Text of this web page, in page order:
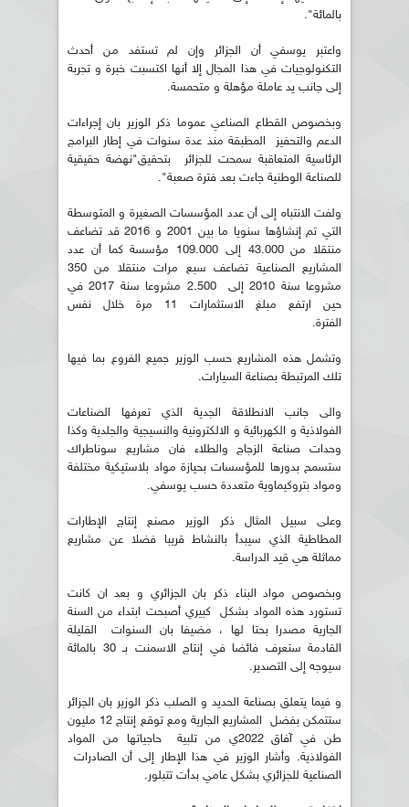
بالمائة".
واعتبر يوسفي أن الجزائر وإن لم تستفد من أحدث
التكنولوجيات في هذا المجال إلا أنها اكتسبت خبرة و تجربة
إلى جانب يد عاملة مؤهلة و متحمسة.
وبخصوص القطاع الصناعي عموما ذكر الوزير بان إجراءات
الدعم والتحفيز المطبقة منذ عدة سنوات في إطار البرامج
الرئاسية المتعاقبة سمحت للجزائر بتحقيق"نهضة حقيقية
للصناعة الوطنية جاءت بعد فترة صعبة".
ولفت الانتباه إلى أن عدد المؤسسات الصغيرة و المتوسطة
التي تم إنشاؤها سنويا ما بين 2001 و 2016 قد تضاعف
منتقلا من 43.000 إلى 109.000 مؤسسة كما أن عدد
المشاريع الصناعية تضاعف سبع مرات منتقلا من 350
مشروعا سنة 2010 إلى 2.500 مشروعا سنة 2017 في
حين ارتفع مبلغ الاستثمارات 11 مرة خلال نفس
الفترة.
وتشمل هذه المشاريع حسب الوزير جميع الفروع بما فيها
تلك المرتبطة بصناعة السيارات.
والى جانب الانطلاقة الجدية الذي تعرفها الصناعات
الفولاذية و الكهربائية و الالكترونية والنسيجية والجلدية وكذا
وحدات صناعة الزجاج والطلاء فان مشاريع سوناطراك
ستسمح بدورها للمؤسسات بحيازة مواد بلاستيكية مختلفة
ومواد بتروكيماوية متعددة حسب يوسفي.
وعلى سبيل المثال ذكر الوزير مصنع إنتاج الإطارات
المطاطية الذي سيبدأ بالنشاط قريبا فضلا عن مشاريع
مماثلة هي قيد الدراسة.
وبخصوص مواد البناء ذكر بان الجزائري و بعد ان كانت
تستورد هذه المواد بشكل كبيري أصبحت ابتداء من السنة
الجارية مصدرا بحتا لها ، مضيفا بان السنوات القليلة
القادمة ستعرف فائضا في إنتاج الاسمنت بـ 30 بالمائة
سيوجه إلى التصدير.
و فيما يتعلق بصناعة الحديد و الصلب ذكر الوزير بان الجزائر
ستتمكن بفضل المشاريع الجارية ومع توقع إنتاج 12 مليون
طن في آفاق 2022ي من تلبية حاجياتها من المواد
الفولاذية. وأشار الوزير في هذا الإطار إلى أن الصادرات
الصناعية للجزائري بشكل عامي بدأت تتبلور.